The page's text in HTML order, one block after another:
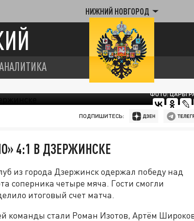
НИЖНИЙ НОВГОРОД
ФОТО:
ПОДПИШИТЕСЬ:
4:1 В ДЗЕРЖИНСКЕ
из города Дзержинск одержал победу над
соперника четыре мяча. Гости смогли
итоговый счет матча.
команды стали Роман Изотов, Артём